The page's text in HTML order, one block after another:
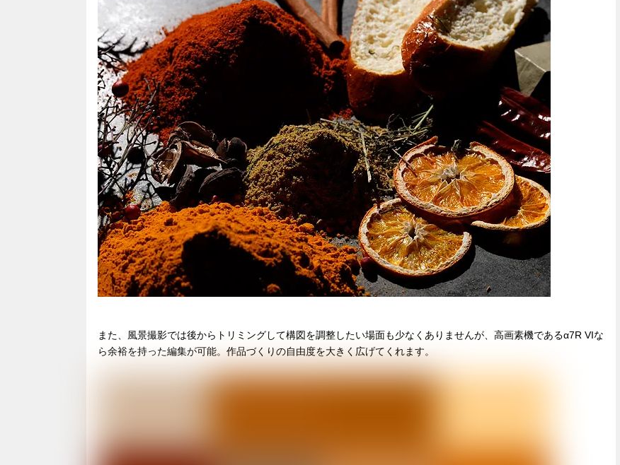
また、風景撮影では後からトリミングして構図を調整したい場面も少なくありませんが、高画素機であるα7R VIな
ら余裕を持った編集が可能。作品づくりの自由度を大きく広げてくれます。